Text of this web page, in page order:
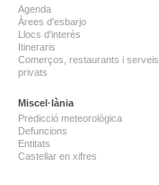
Agenda
Àrees d'esbarjo
Llocs d'interès
Itineraris
Comerços, restaurants i serveis
privats
Miscel·lània
Predicció meteorològica
Defuncions
Entitats
Castellar en xifres